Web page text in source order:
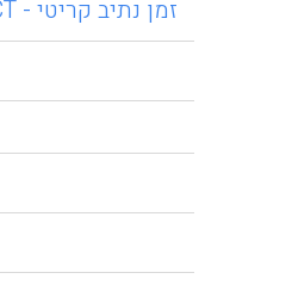
זמן נתיב קריטי - MCT